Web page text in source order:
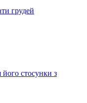
грудей
його стосунки з